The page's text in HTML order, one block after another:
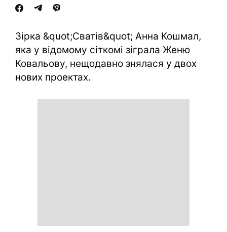
Зірка &quot;Сватів&quot; Анна Кошмал,
яка у відомому сіткомі зіграла Женю
Ковальову, нещодавно знялася у двох
нових проектах.